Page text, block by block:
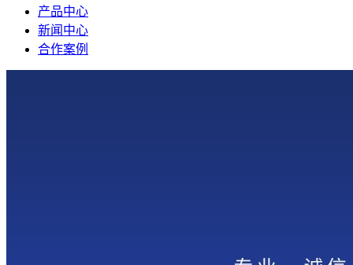
产品中心
新闻中心
合作案例